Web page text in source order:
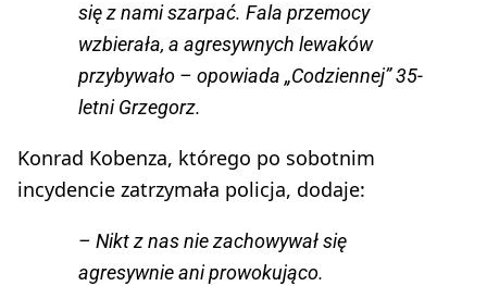
się z nami szarpać. Fala przemocy
wzbierała, a agresywnych lewaków
przybywało – opowiada „Codziennej” 35-
letni Grzegorz.
Konrad Kobenza, którego po sobotnim
incydencie zatrzymała policja, dodaje:
– Nikt z nas nie zachowywał się
agresywnie ani prowokująco.